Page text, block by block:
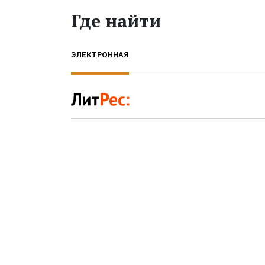
Где найти
ЭЛЕКТРОННАЯ